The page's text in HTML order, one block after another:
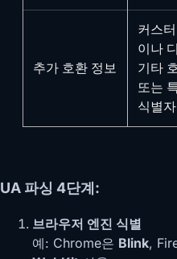
추가 호환 정보
커스
이나
기타
또는
식별자
UA 파싱 4단계:
브라우저 엔진 식별
예: Chrome은 Blink,